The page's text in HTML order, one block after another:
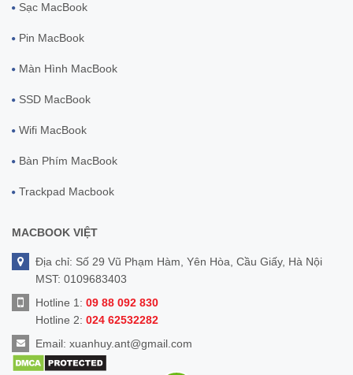
Sạc MacBook
Pin MacBook
Màn Hình MacBook
SSD MacBook
Wifi MacBook
Bàn Phím MacBook
Trackpad Macbook
MACBOOK VIỆT
Địa chỉ: Số 29 Vũ Phạm Hàm, Yên Hòa, Cầu Giấy, Hà Nội
MST: 0109683403
Hotline 1: 09 88 092 830
Hotline 2: 024 62532282
Email: xuanhuy.ant@gmail.com